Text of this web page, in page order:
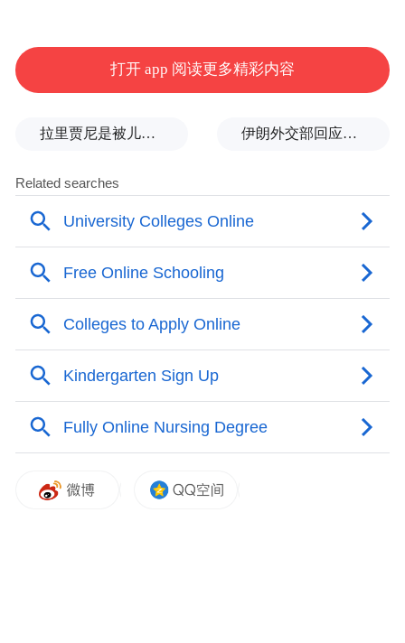
沿的知识和技能。计算机科学系的约翰教授
曾在知名科技公司担任重要职务，带来了宝
公共政策学院SchoolofPublicPolicy
教育学院SchoolofEducation
商学院SchoolofBusiness
医学院SchoolofMedical
法学院SchoolofLaw
打开 app 阅读更多精彩内容
拉里贾尼是被儿子一通电话害死的？回应来了 伊朗外交部回应特朗普战利品言论：美需赢得战争，再谈战利品